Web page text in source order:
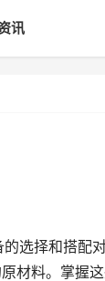
讯
选择和搭配
材料。掌握